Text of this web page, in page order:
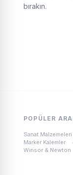
bırakın.
POPÜLER
Sanat Malzemeleri
Marker Kalemler
•
Winsor & Newton